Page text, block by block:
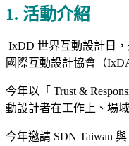
1. 活動介紹
IxDD 世界互動設計日
國際互動設計協會（
今年以「 Trust &
動設計者在工作上、場
今年邀請 SDN Taiwan 與